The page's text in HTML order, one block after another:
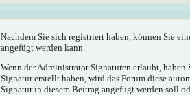
Nachdem Sie sich registriert haben, können Sie
angefügt werden kann.
Wenn der Administrator Signaturen erlaubt,
Signatur erstellt haben, wird das Forum diese
Signatur in diesem Beitrag angefügt werden soll